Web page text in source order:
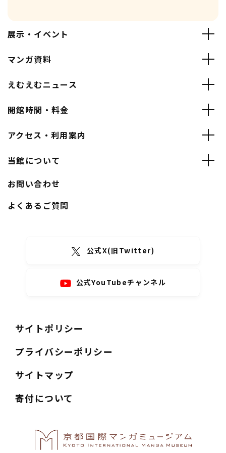
展示・イベント
マンガ資料
えむえむニュース
開館時間・料金
アクセス・利用案内
当館について
お問い合わせ
よくあるご質問
公式X(旧Twitter)
公式YouTubeチャンネル
サイトポリシー
プライバシーポリシー
サイトマップ
寄付について